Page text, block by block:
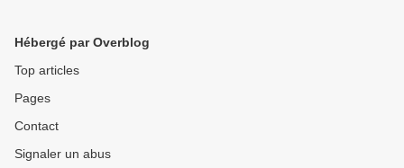
Hébergé par Overblog
Top articles
Pages
Contact
Signaler un abus